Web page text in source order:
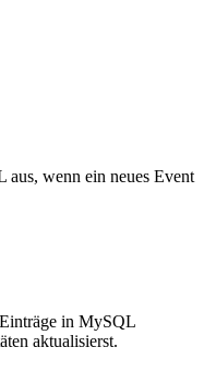
wenn ein neues Event
in MySQL
aktualisierst.